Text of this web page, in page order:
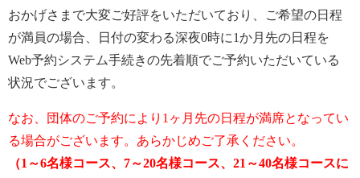
おかげさまで大変ご好評をいただいており、ご希望の日程
が満員の場合、日付の変わる深夜0時に1か月先の日程を
Web予約システム手続きの先着順でご予約いただいている
状況でございます。
なお、団体のご予約により1ヶ月先の日程が満席となってい
る場合がございます。あらかじめご了承ください。
（1～6名様コース、7～20名様コース、21～40名様コースに